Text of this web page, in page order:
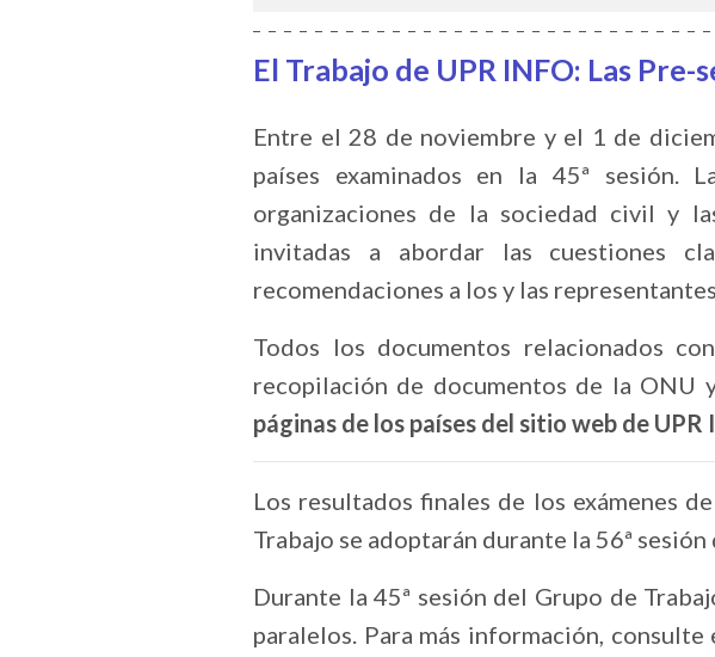
El Trabajo de UPR INFO: Las Pre-
Entre el 28 de noviembre y el 1 de
países examinados en la 45ª sesión.
organizaciones de la sociedad civil y
invitadas a abordar las cuestiones
recomendaciones a los y las
Todos los documentos relacionados
recopilación de documentos de la ONU
páginas de los países del sitio web de UPR
Los resultados finales de los exámenes
Trabajo se adoptarán durante la 56ª
Durante la 45ª sesión del Grupo de
paralelos. Para más información, consulte